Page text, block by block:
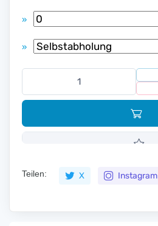
»
»
Teilen: X Instagram